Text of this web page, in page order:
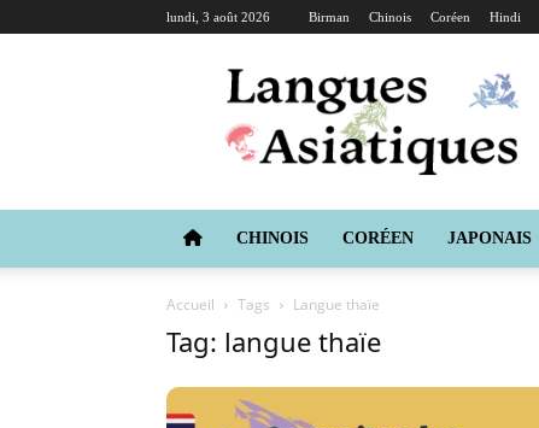
lundi, 3 août 2026 Birman Chinois Coréen Hindi
Langues
Asiatiques
CHINOIS CORÉEN JAPONAIS
Accueil Tags Langue thaïe
Tag: langue thaïe